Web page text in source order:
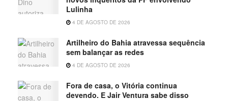
Lulinha
4 DE AGOSTO DE 2026
Artilheiro do Bahia atravessa sequência
sem balançar as redes
4 DE AGOSTO DE 2026
Fora de casa, o Vitória continua
devendo. E Jair Ventura sabe disso